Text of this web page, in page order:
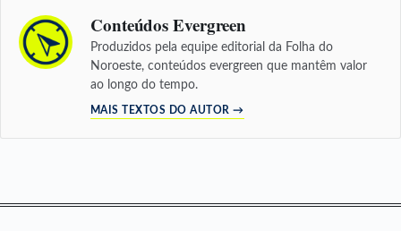
Conteúdos Evergreen
Produzidos pela equipe editorial da Folha do
Noroeste, conteúdos evergreen que mantêm valor
ao longo do tempo.
MAIS TEXTOS DO AUTOR →